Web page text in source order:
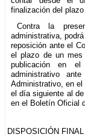
finalización del
Contra la
administrativa,
reposición ante el
el plazo de un
publicación en el
administrativo
Administrativo, en
el día siguiente al
en el Boletín Oficial
DISPOSICIÓN FINAL